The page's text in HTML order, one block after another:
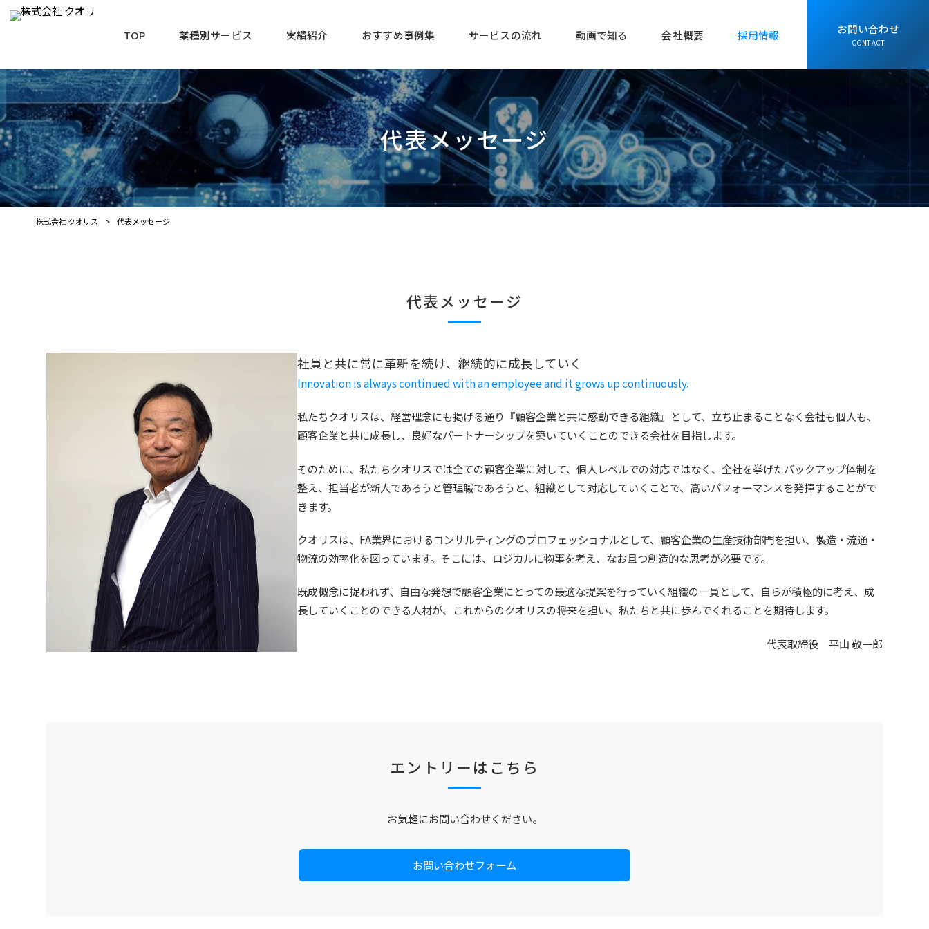
TOP 業種別サービス 実績紹介 おすすめ事例集 サービスの流れ 動画で知る 会社概要 採用情報 お問い合わせ
CONTACT
代表メッセージ
株式会社 クオリス > 代表メッセージ
代表メッセージ
社員と共に常に革新を続け、継続的に成長していく
Innovation is always continued with an employee and it grows up continuously.
私たちクオリスは、経営理念にも掲げる通り『顧客企業と共に感動できる組織』として、立ち止まることなく会社も個人も、
顧客企業と共に成長し、良好なパートナーシップを築いていくことのできる会社を目指します。
そのために、私たちクオリスでは全ての顧客企業に対して、個人レベルでの対応ではなく、全社を挙げたバックアップ体制を
整え、担当者が新人であろうと管理職であろうと、組織として対応していくことで、高いパフォーマンスを発揮することがで
きます。
クオリスは、FA業界におけるコンサルティングのプロフェッショナルとして、顧客企業の生産技術部門を担い、製造・流通・
物流の効率化を図っています。そこには、ロジカルに物事を考え、なお且つ創造的な思考が必要です。
既成概念に捉われず、自由な発想で顧客企業にとっての最適な提案を行っていく組織の一員として、自らが積極的に考え、成
長していくことのできる人材が、これからのクオリスの将来を担い、私たちと共に歩んでくれることを期待します。
代表取締役 平山 敬一郎
エントリーはこちら
お気軽にお問い合わせください。
お問い合わせフォーム